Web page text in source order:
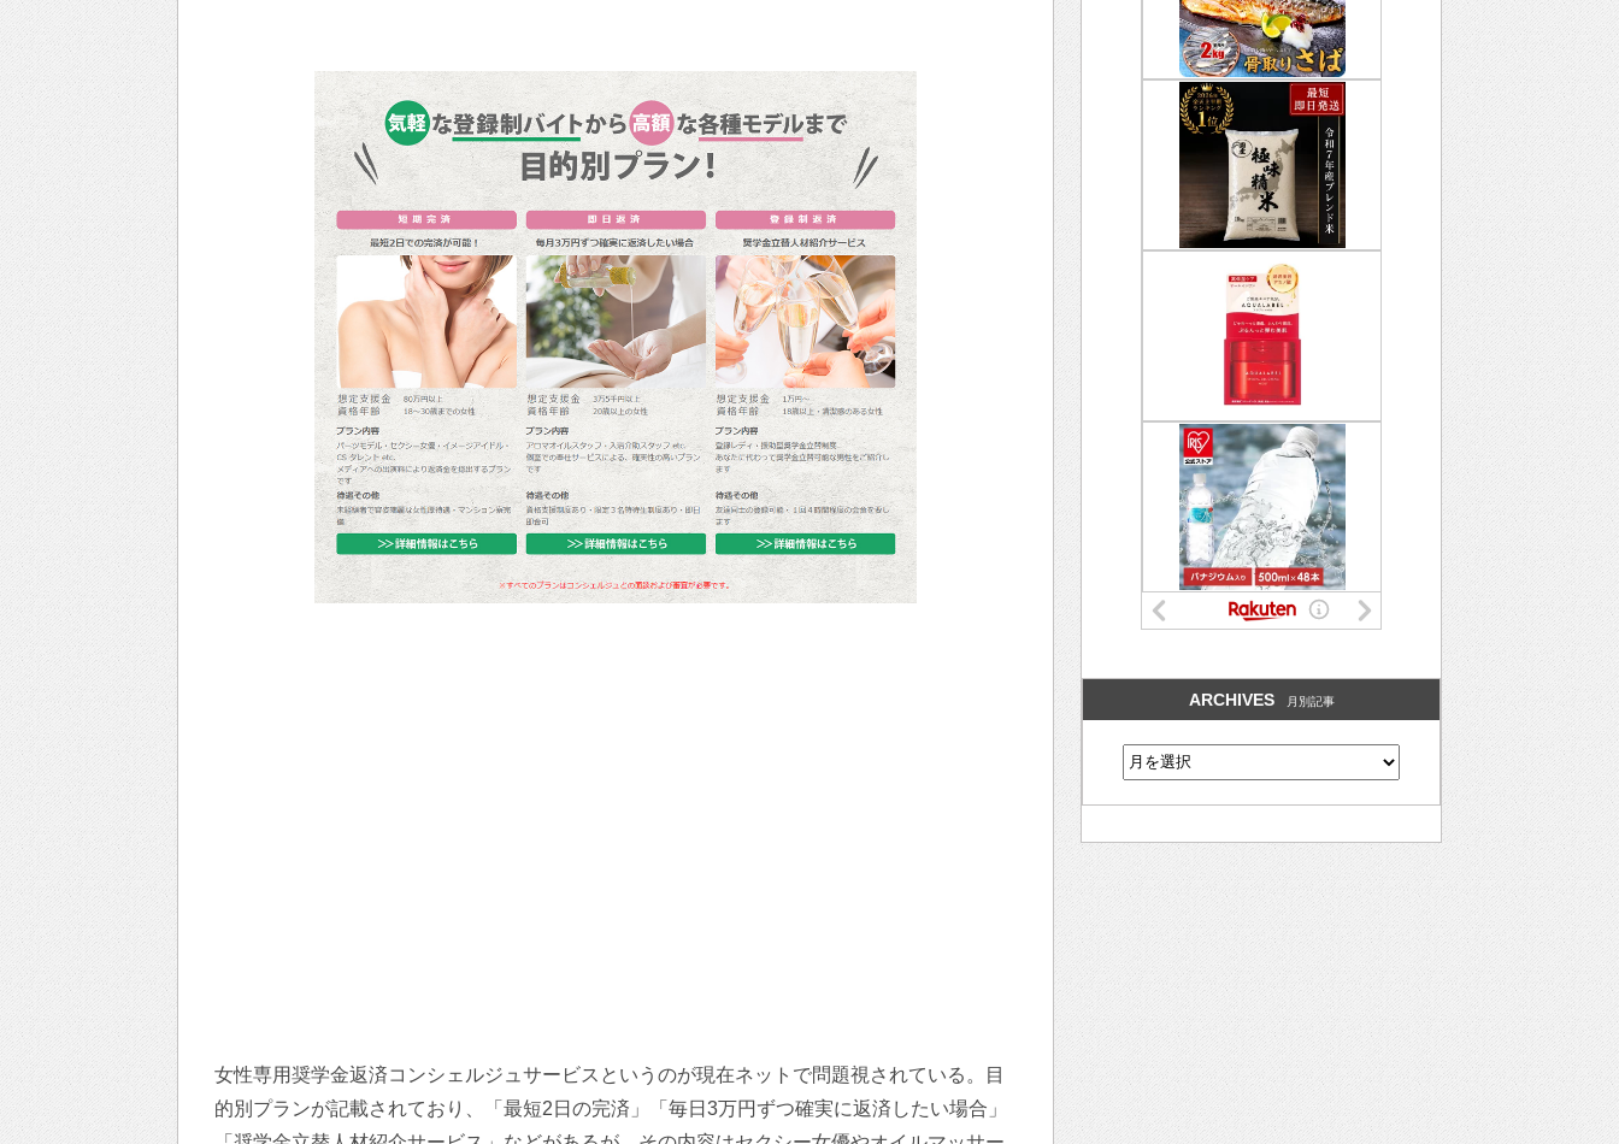
女性専用奨学金返済コンシェルジュサービスというのが現在ネットで問題視されている。目
的別プランが記載されており、「最短2日の完済」「毎日3万円ずつ確実に返済したい場合」
ARCHIVES 月別記事